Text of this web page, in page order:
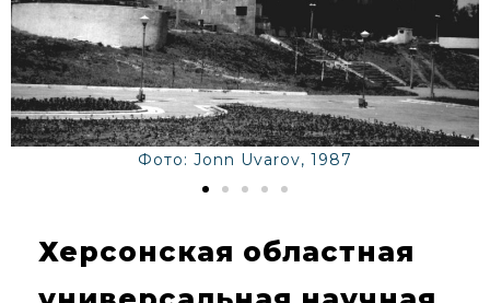
Фото: Jonn Uvarov, 1987
Херсонская областная